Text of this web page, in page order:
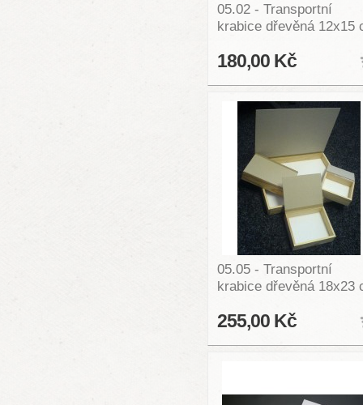
05.02 - Transportní
krabice dřevěná 12x15
180,00 Kč
05.05 - Transportní
krabice dřevěná 18x23
255,00 Kč